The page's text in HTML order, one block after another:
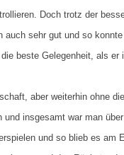
Doch trotz der
sehr gut und so
beste Gelegenheit, als
aber weiterhin ohne
insgesamt war man
und so blieb es am